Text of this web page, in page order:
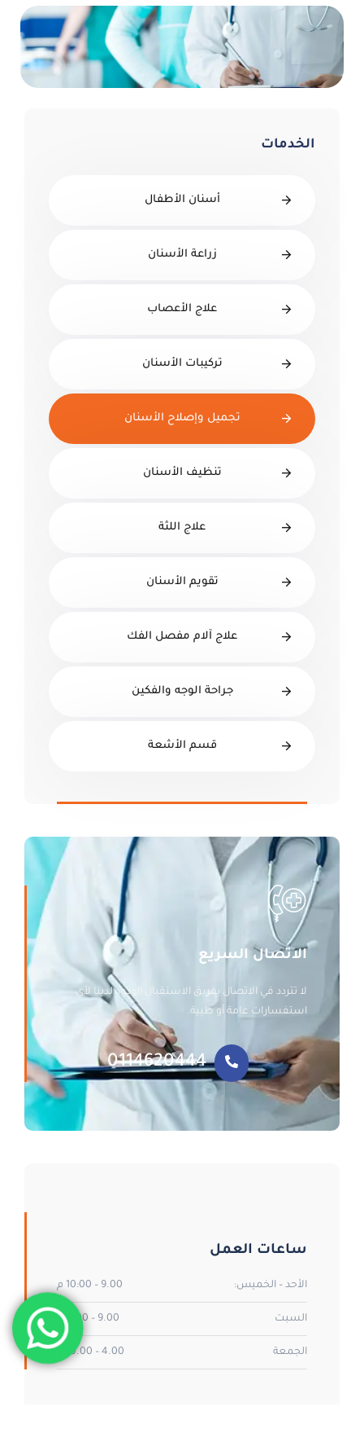
الخدمات
أسنان الأطفال
زراعة الأسنان
علاج الأعصاب
تركيبات الأسنان
تجميل وإصلاح الأسنان
تنظيف الأسنان
علاج اللثة
تقويم الأسنان
علاج آلام مفصل الفك
جراحة الوجه والفكين
قسم الأشعة
الاتصال السريع
لا تتردد في الاتصال بفريق الاستقبال الودود لدينا لأي
استفسارات عامة أو طبية.
0114620444
ساعات العمل
الأحد – الخميس: 9.00 – 10:00 م
السبت 9.00 – 8.00 م
الجمعة 4.00 – 10.00 م